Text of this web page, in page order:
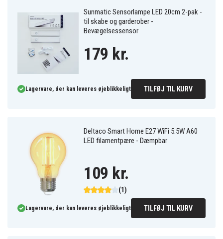
Sunmatic Sensorlampe LED 20cm 2-pak -
til skabe og garderober -
Bevægelsessensor
179 kr.
Lagervare, der kan leveres øjeblikkeligt TILFØJ TIL KURV
Deltaco Smart Home E27 WiFi 5.5W A60
LED filamentpære - Dæmpbar
(1)
109 kr.
Lagervare, der kan leveres øjeblikkeligt TILFØJ TIL KURV